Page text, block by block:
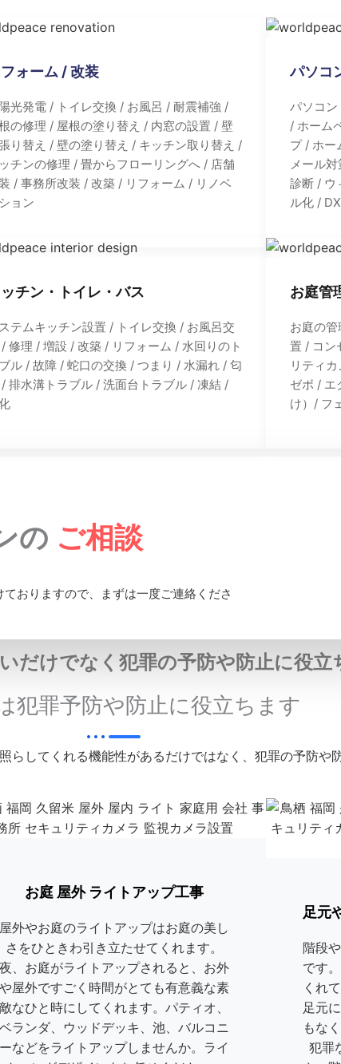
フォーム / 改装
光発電 / トイレ交換 / お風呂 / 耐震補強 /
の修理 / 屋根の塗り替え / 内窓の設置 / 壁
り替え / 壁の塗り替え / キッチン取り替え /
チンの修理 / 畳からフローリングへ / 店舗
/ 事務所改装 / 改築 / リフォーム / リノベ
ョン
パソコ
パソコン
/ ホーム
プ / ホー
メール
診断 / ウ
ル化 /
チン・トイレ・バス
テムキッチン設置 / トイレ交換 / お風呂交
修理 / 増設 / 改築 / リフォーム / 水回りのト
ル / 故障 / 蛇口の交換 / つまり / 水漏れ / 匂
排水溝トラブル / 洗面台トラブル / 凍結 /
お庭管
お庭の
置 / コン
リティ
ゼボ / エ
け）/ フ
の ご相談
おりますので、まずは一度ご連絡くださ
だけでなく犯罪の予防や防止に役立
犯罪予防や防止に役立ちます
らしてくれる機能性があるだけではなく、犯罪の予防や
お庭 屋外 ライトアップ工事
屋外やお庭のライトアップはお庭の美し
さをひときわ引き立たせてくれます。
夜、お庭がライトアップされると、お外
や屋外ですごく時間がとても有意義な素
敵なひと時にしてくれます。パティオ、
ベランダ、ウッドデッキ、池、バルコニ
ーなどをライトアップしませんか。ライ
足元
階段
です
くれ
足元
もな
犯罪